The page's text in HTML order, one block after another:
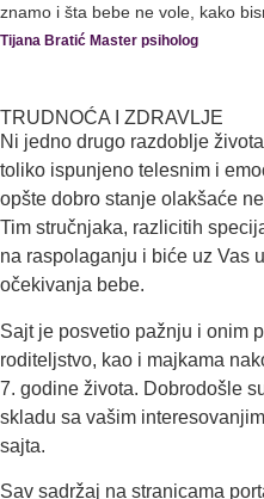
znamo i šta bebe ne vole, kako
Tijana Bratić Master psiholog
TRUDNOĆA I ZDRAVLJE
Ni jedno drugo razdoblje
toliko ispunjeno telesnim i
opšte dobro stanje olakšaće
Tim stručnjaka, razlicitih
na raspolaganju i biće uz Vas
očekivanja bebe.
Sajt je posvetio pažnju i onim
roditeljstvo, kao i majkama
7. godine života. Dobrodošle
skladu sa vašim
sajta.
Sav sadržaj na stranicama